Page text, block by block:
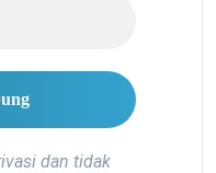
dan tidak